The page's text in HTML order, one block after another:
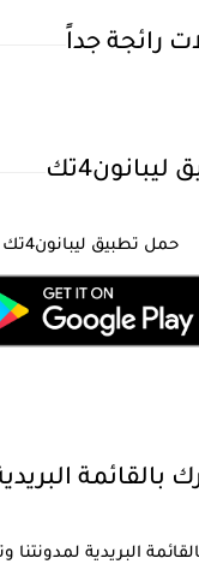
رائجة جداً
ليبانون4تك
حمل تطبيق ليبانون4تك
بالقائمة
البريدية لمدونتنا